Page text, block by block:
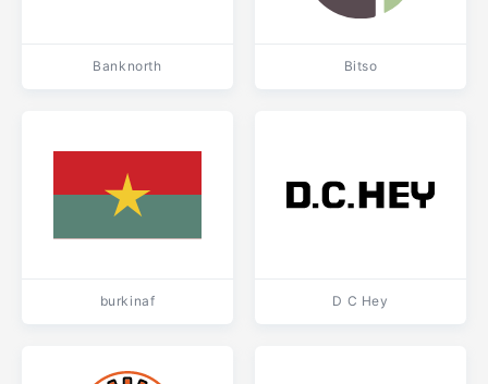
Banknorth Bitso
burkinaf D C Hey